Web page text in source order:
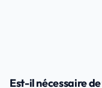
Est-il nécessaire